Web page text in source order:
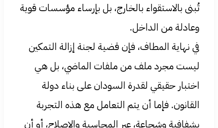
تُبنى بالاستقواء بالخارج، بل بإرساء مؤسسات قوية
وعادلة من الداخل.
في نهاية المطاف، فإن قضية لجنة إزالة التمكين
ليست مجرد ملف من ملفات الماضي، بل هي
اختبار حقيقي لقدرة السودان على بناء دولة
القانون. فإما أن يتم التعامل مع هذه التجربة
بشفافية وشجاعة، عبر المحاسبة والإصلاح، أو أن